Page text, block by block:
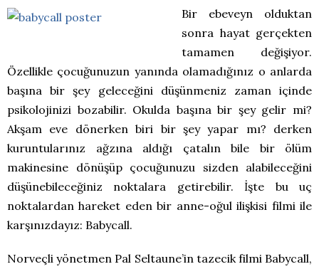
Bir ebeveyn olduktan
sonra hayat gerçekten
tamamen değişiyor.
Özellikle çocuğunuzun yanında olamadığınız o anlarda
başına bir şey geleceğini düşünmeniz zaman içinde
psikolojinizi bozabilir. Okulda başına bir şey gelir mi?
Akşam eve dönerken biri bir şey yapar mı? derken
kuruntularınız ağzına aldığı çatalın bile bir ölüm
makinesine dönüşüp çocuğunuzu sizden alabileceğini
düşünebileceğiniz noktalara getirebilir. İşte bu uç
noktalardan hareket eden bir anne-oğul ilişkisi filmi ile
karşınızdayız: Babycall.
Norveçli yönetmen Pal Seltaune’in tazecik filmi Babycall,